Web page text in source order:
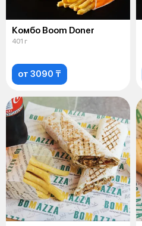
Комбо Boom Doner
401 г
от 3090 ₸